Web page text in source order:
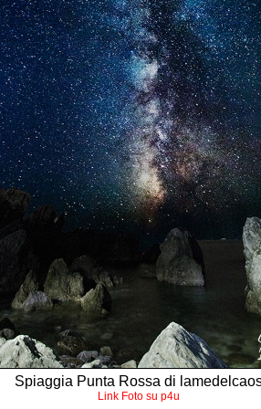
Spiaggia Punta Rossa di
Link Foto su p4u